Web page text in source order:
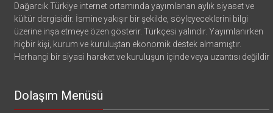
Dağarcık Türkiye internet ortamında yayımlanan aylık siyaset ve
kültür dergisidir. İsmine yakışır bir şekilde, söyleyeceklerini bilgi
üzerine inşa etmeye özen gösterir. Türkçesi yalındır. Yayımlanırken
hiçbir kişi, kurum ve kuruluştan ekonomik destek almamıştır.
Herhangi bir siyasi hareket ve kuruluşun içinde veya uzantısı değildir
Dolaşım Menüsü